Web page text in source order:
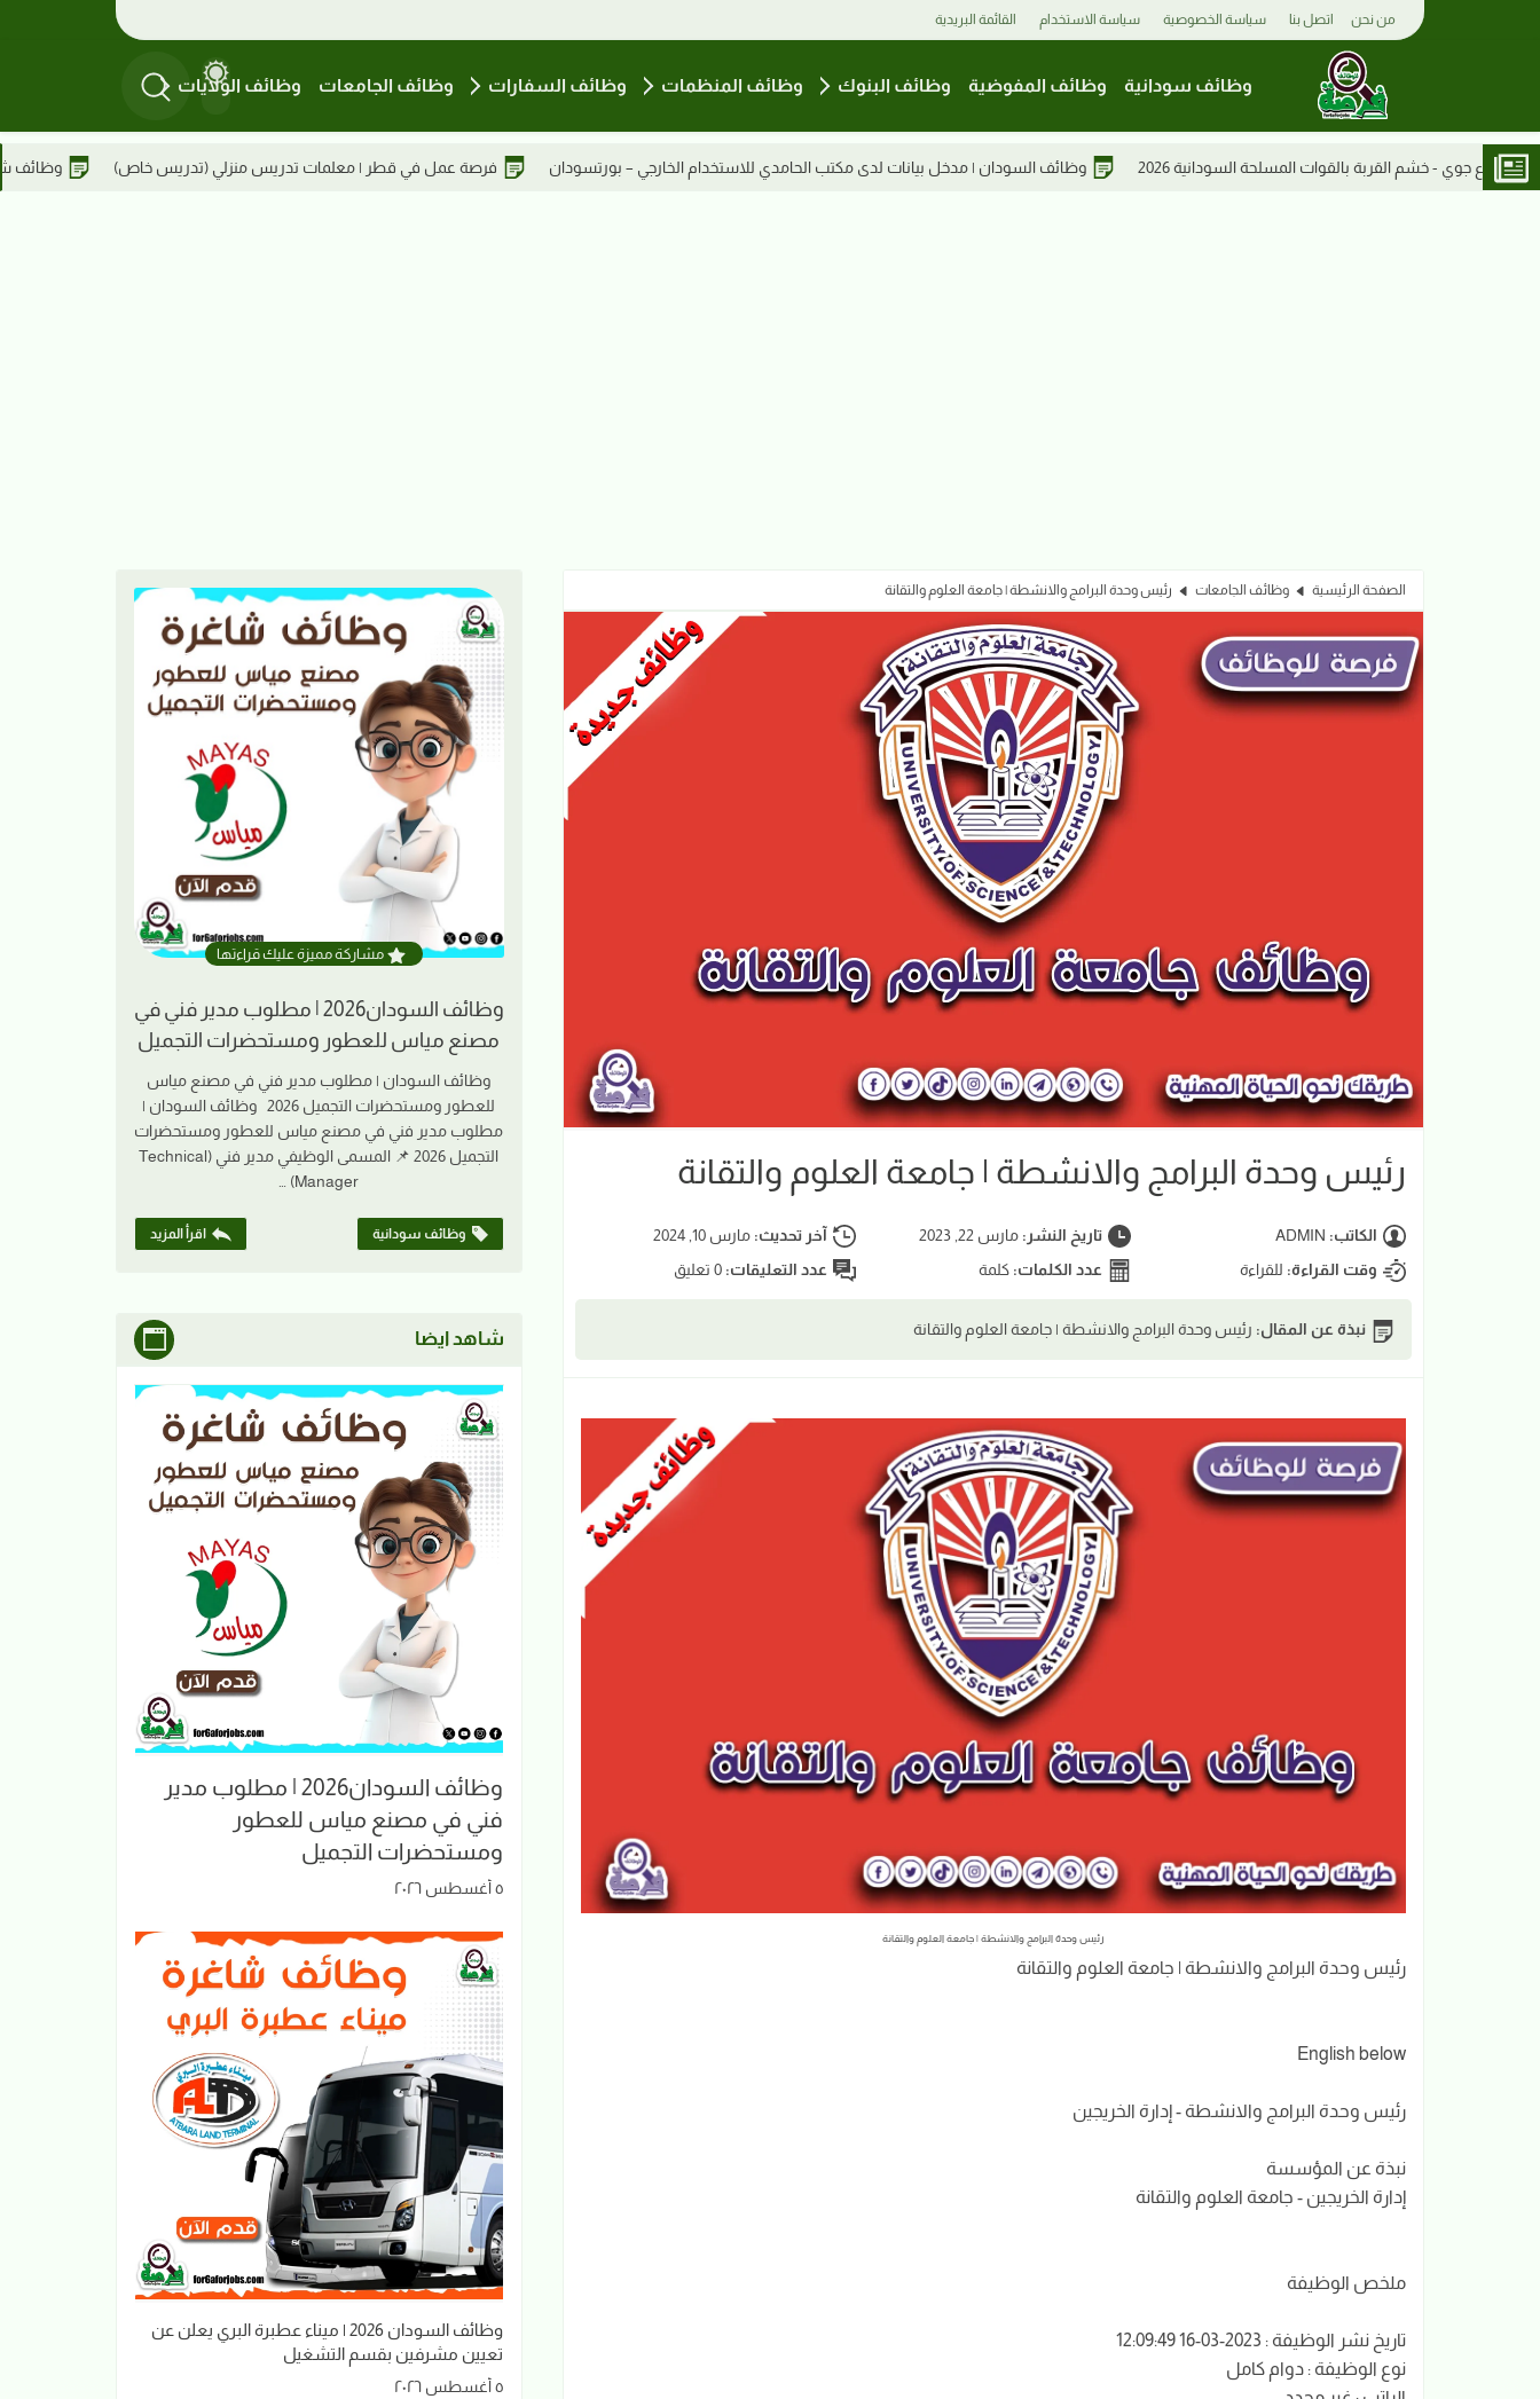
من نحن اتصل بنا سياسة الخصوصية سياسة الاستخدام القائمة البريدية
وظائف سودانية وظائف المفوضية وظائف البنوك وظائف المنظمات وظائف السفارات وظائف الجامعات وظائف الولايات
المسلحة السودانية 2026 وظائف السودان | مدخل بيانات لدى مكتب الحامدي للاستخدام الخارجي – بورتسودان فرصة عمل في قطر | معلمات تدريس منزلي (تدريس خاص) وظائف شركة أبو الفاضل بلازا | أخصائي
الصفحة الرئيسية وظائف الجامعات رئيس وحدة البرامج والانشطة | جامعة العلوم والتقانة
رئيس وحدة البرامج والانشطة | جامعة العلوم والتقانة
الكاتب: ADMIN تاريخ النشر: مارس 22, 2023 آخر تحديث:مارس 10, 2024
وقت القراءة: للقراءة عدد الكلمات: كلمة عدد التعليقات:0 تعليق
نبذة عن المقال: رئيس وحدة البرامج والانشطة | جامعة العلوم والتقانة
رئيس وحدة البرامج والانشطة | جامعة العلوم والتقانة
رئيس وحدة البرامج والانشطة | جامعة العلوم والتقانة
English below
رئيس وحدة البرامج والانشطة - إدارة الخريجين
نبذة عن المؤسسة
إدارة الخريجين - جامعة العلوم والتقانة
ملخص الوظيفة
تاريخ نشر الوظيفة : 2023-03-16 12:09:49
نوع الوظيفة : دوام كامل
مشاركة مميزة عليك قراءتها
وظائف السودان2026 | مطلوب مدير فني في
مصنع مياس للعطور ومستحضرات التجميل
وظائف السودان | مطلوب مدير فني في مصنع مياس
للعطور ومستحضرات التجميل 2026 وظائف السودان |
مطلوب مدير فني في مصنع مياس للعطور ومستحضرات
التجميل 2026 📌 المسمى الوظيفي مدير فني (Technical
Manager) …
وظائف سودانية اقرأ المزيد
شاهد ايضا
وظائف السودان2026 | مطلوب مدير
فني في مصنع مياس للعطور
ومستحضرات التجميل
٥ أغسطس ٢٠٢٦
وظائف السودان 2026 | ميناء عطبرة البري يعلن عن
تعيين مشرفين بقسم التشغيل
٥ أغسطس ٢٠٢٦